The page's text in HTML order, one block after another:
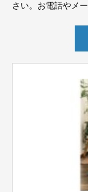
さい。お電話やメ